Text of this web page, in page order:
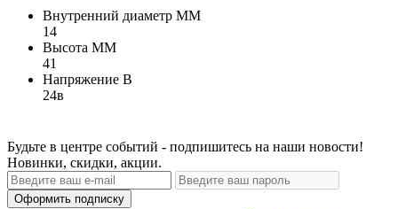
Внутренний диаметр ММ
14
Высота ММ
41
Напряжение В
24в
Будьте в центре событий - подпишитесь на наши новости!
Новинки, скидки, акции.
Оформить подписку